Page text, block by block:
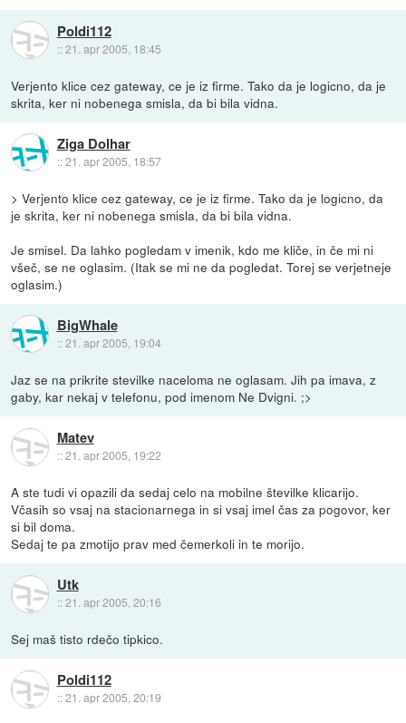
Poldi112
::21. apr 2005, 18:45
Verjento klice cez gateway, ce je iz firme. Tako da je logicno, da je
skrita, ker ni nobenega smisla, da bi bila vidna.
Ziga Dolhar
::21. apr 2005, 18:57
> Verjento klice cez gateway, ce je iz firme. Tako da je logicno, da
je skrita, ker ni nobenega smisla, da bi bila vidna.
Je smisel. Da lahko pogledam v imenik, kdo me kliče, in če mi ni
všeč, se ne oglasim. (Itak se mi ne da pogledat. Torej se verjetneje
oglasim.)
BigWhale
::21. apr 2005, 19:04
Jaz se na prikrite stevilke naceloma ne oglasam. Jih pa imava, z
gaby, kar nekaj v telefonu, pod imenom Ne Dvigni. ;>
Matev
::21. apr 2005, 19:22
A ste tudi vi opazili da sedaj celo na mobilne številke klicarijo.
Včasih so vsaj na stacionarnega in si vsaj imel čas za pogovor, ker
si bil doma.
Sedaj te pa zmotijo prav med čemerkoli in te morijo.
Utk
::21. apr 2005, 20:16
Sej maš tisto rdečo tipkico.
Poldi112
::21. apr 2005, 20:19